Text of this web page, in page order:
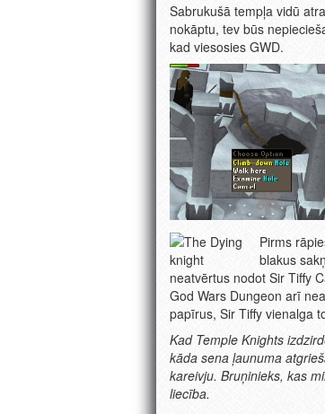
Sabrukušā tempļa vidū
nokāptu, tev būs
kad viesosies GWD.
Pirms
blakus
neatvērtus nodot Sir Tiffy
God Wars Dungeon arī
papīrus, Sir Tiffy vienalga
Kad Temple Knights
kāda sena ļaunuma
kareivju. Bruņinieks, kas
liecība.